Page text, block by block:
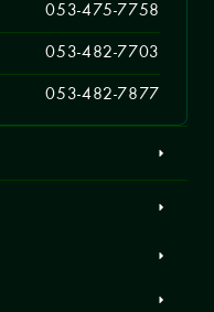
053-475-7758
053-482-7703
053-482-7877